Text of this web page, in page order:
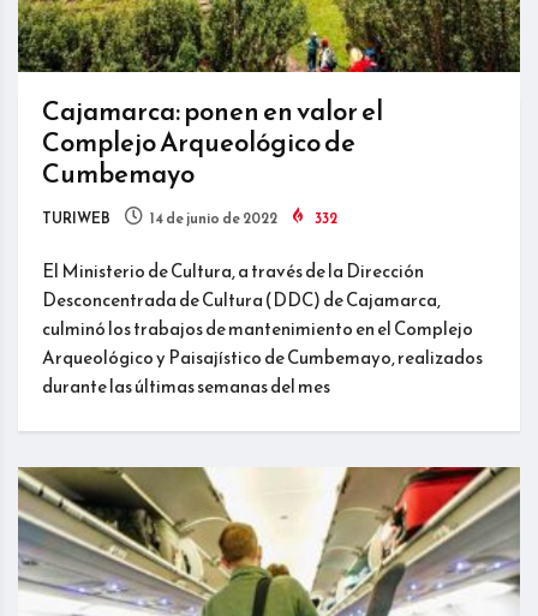
Cajamarca: ponen en valor el
Complejo Arqueológico de
Cumbemayo
TURIWEB 14 de junio de 2022 332
El Ministerio de Cultura, a través de la Dirección
Desconcentrada de Cultura (DDC) de Cajamarca,
culminó los trabajos de mantenimiento en el Complejo
Arqueológico y Paisajístico de Cumbemayo, realizados
durante las últimas semanas del mes